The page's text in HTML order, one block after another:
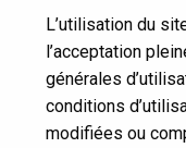
L’utilisation du
l’acceptation
générales
conditions
modifiées ou